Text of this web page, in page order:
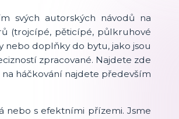
svých autorských návodů na
(trojcípé, pěticípé, půlkruhové
nebo doplňky do bytu, jako jsou
zpracované. Najdete zde
háčkování najdete především
nebo s efektními přízemi. Jsme